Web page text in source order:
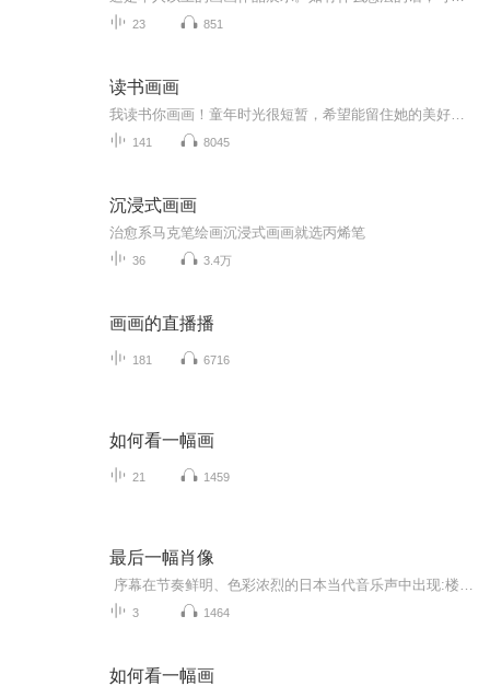
23 851
读书画画
141 8045
沉浸式画画
治愈系马克笔绘画沉浸式画画就选丙烯笔
36 3.4万
画画的直播播
181 6716
如何看一幅画
21 1459
最后一幅肖像
3 1464
如何看一幅画